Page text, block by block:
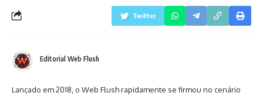
Twitter
Editorial Web Flush
Lançado em 2018, o Web Flush rapidamente se firmou no cenário